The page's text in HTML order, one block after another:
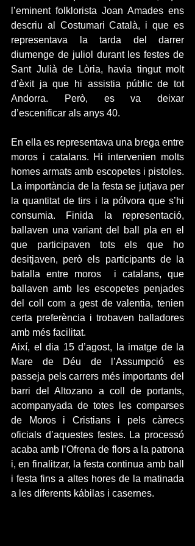
l’eminent folklorista Joan Amades ens
descriu al Costumari Català, i que es
representava la tarda del darrer
diumenge de juliol durant les festes de
Sant Julià de Lòria, havia tingut molt
d’èxit ja que hi assistia públic de tot
Andorra. Però, es va deixar
d’escenificar als anys 40.
En ella es representava una brega entre
moros i catalans. Hi intervenien molts
homes armats amb escopetes i pistoles.
La importància de la festa se jutjava per
la quantitat de tirs i la pólvora que s’hi
consumia. Finida la representació,
ballaven una variant del ball pla en el
que participaven tots els que ho
desitjaven, però els participants de la
batalla entre moros  i catalans, que
ballaven amb les escopetes penjades
del coll com a gest de valentia, tenien
certa preferència i trobaven balladores
amb més facilitat.
Així, el dia 15 d’agost, la imatge de la
Mare de Déu de l’Assumpció es
passeja pels carrers més importants del
barri del Altozano a coll de portants,
acompanyada de totes les comparses
de Moros i Cristians i pels càrrecs
oficials d’aquestes festes. La processó
acaba amb l’Ofrena de flors a la patrona
i, en finalitzar, la festa continua amb ball
i festa fins a altes hores de la matinada
a les diferents kábilas i casernes.